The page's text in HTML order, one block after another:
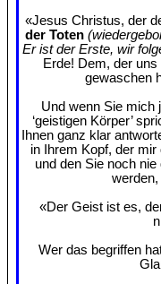
«Jesus Christus, der
der Toten
Er ist der Erste, wir
Erde! Dem, der
gewaschen
Und wenn Sie mich
‘geistigen Körper’
Ihnen ganz klar
in Ihrem Kopf, der
und den Sie noch
«Der Geist ist es,
Wer das begriffen